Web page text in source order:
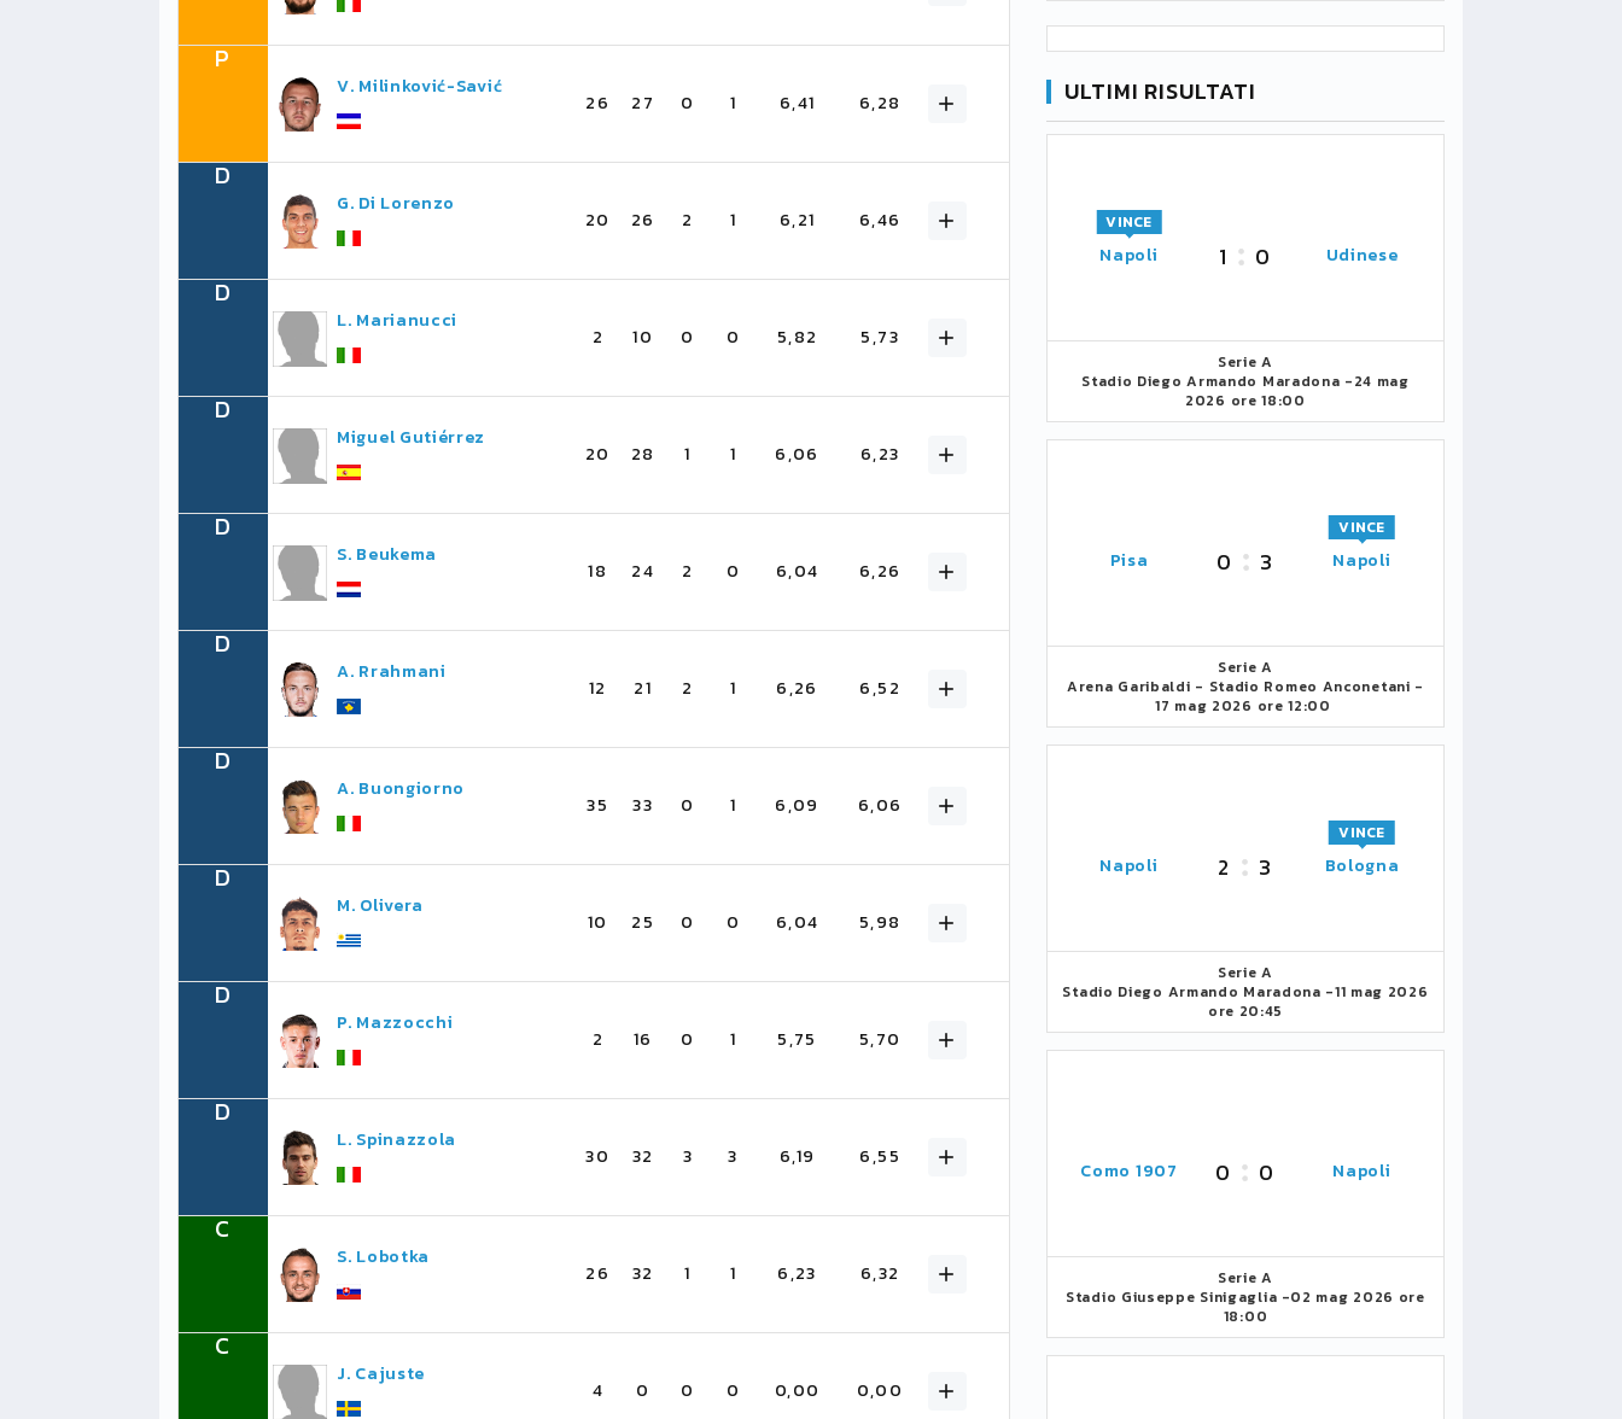
P
V. Milinković-Savić
26 27 0 1 6,41 6,28
D
G. Di Lorenzo
20 26 2 1 6,21 6,46
D
L. Marianucci
2 10 0 0 5,82 5,73
D
Miguel Gutiérrez
20 28 1 1 6,06 6,23
D
S. Beukema
18 24 2 0 6,04 6,26
D
A. Rrahmani
12 21 2 1 6,26 6,52
D
A. Buongiorno
35 33 0 1 6,09 6,06
D
M. Olivera
10 25 0 0 6,04 5,98
D
P. Mazzocchi
2 16 0 1 5,75 5,70
D
L. Spinazzola
30 32 3 3 6,19 6,55
C
S. Lobotka
26 32 1 1 6,23 6,32
C
J. Cajuste
4 0 0 0 0,00 0,00
ULTIMI RISULTATI
Napoli
VINCE
1 0 Udinese
Serie A
Stadio Diego Armando Maradona -24 mag
2026 ore 18:00
Pisa 0 3 Napoli
VINCE
Serie A
Arena Garibaldi - Stadio Romeo Anconetani -
17 mag 2026 ore 12:00
Napoli 2 3 Bologna
VINCE
Serie A
Stadio Diego Armando Maradona -11 mag 2026
ore 20:45
Como 1907 0 0 Napoli
Serie A
Stadio Giuseppe Sinigaglia -02 mag 2026 ore
18:00